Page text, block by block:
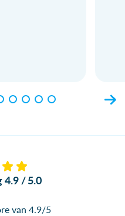
4.9 / 5.0
van 4.9/5